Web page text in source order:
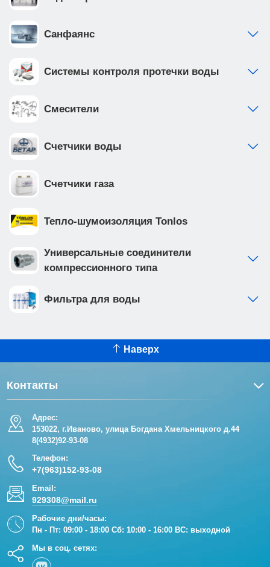
Санфаянс
Системы контроля протечки воды
Смесители
Счетчики воды
Счетчики газа
Тепло-шумоизоляция Tonlos
Универсальные соединители
компрессионного типа
Фильтра для воды
Наверх
Контакты
Адрес:
153022, г.Иваново, улица Богдана Хмельницкого д.44
8(4932)92-93-08
Телефон:
+7(963)152-93-08
Email:
929308@mail.ru
Рабочие дни/часы:
Пн - Пт: 09:00 - 18:00 Сб: 10:00 - 16:00 ВС: выходной
Мы в соц. сетях: